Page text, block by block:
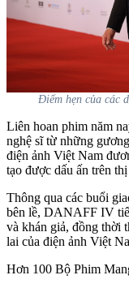
Điểm hẹn của các
Liên hoan phim năm
nghệ sĩ từ những
điện ảnh Việt Nam
tạo được dấu ấn trên
Thông qua các buổi
bên lề, DANAFF IV
và khán giả, đồng thời
lai của điện ảnh Việt
Hơn 100 Bộ Phim